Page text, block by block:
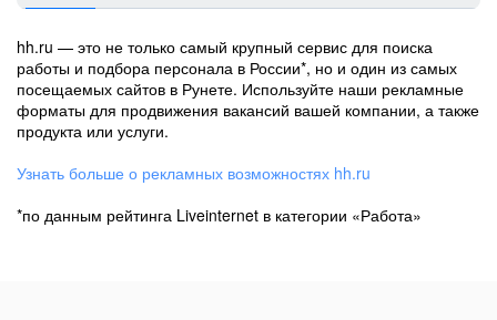
hh.ru — это не только самый крупный сервис для поиска
работы и подбора персонала в России*, но и один из самых
посещаемых сайтов в Рунете. Используйте наши рекламные
форматы для продвижения вакансий вашей компании, а также
продукта или услуги.
Узнать больше о рекламных возможностях hh.ru
*по данным рейтинга Liveinternet в категории «Работа»